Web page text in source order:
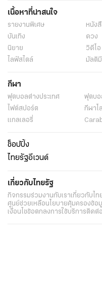
เนื้อหาที่น่าสนใจ
รายงานพิเศษ หนัง
บันเทิง
ดวง
นิยาย
วิดีโอ
ไลฟ์สไตล์
มัลติ
กีฬา
ฟุตบอลต่่างประเทศ ฟุตบอ
ไฟต์สปอร์ต
กีฬาโ
แกลเลอรี่
ช็อปปิ้ง
ไทยรัฐอีเวนต์
เกี่ยวกับไทยรัฐ
กิจกรรมร่วมงานกับเราเกี่ยวกับไท
ศูนย์ช่วยเหลือนโยบายคุ้มครองข้อ
เงื่อนไขข้อตกลงการใช้บริการติดต่